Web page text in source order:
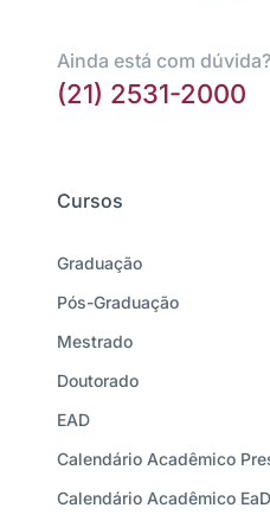
Ainda está com
(21) 2531-2000
Cursos
Graduação
Pós-Graduação
Mestrado
Doutorado
EAD
Calendário Acadêmico
Calendário Acadêmico EaD